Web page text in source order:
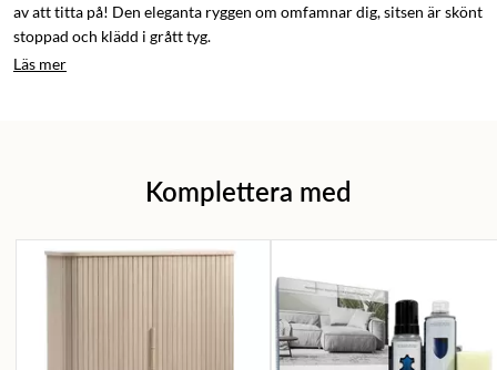
av att titta på! Den eleganta ryggen om omfamnar dig, sitsen är skönt
stoppad och klädd i grått tyg.
Läs mer
Komplettera med